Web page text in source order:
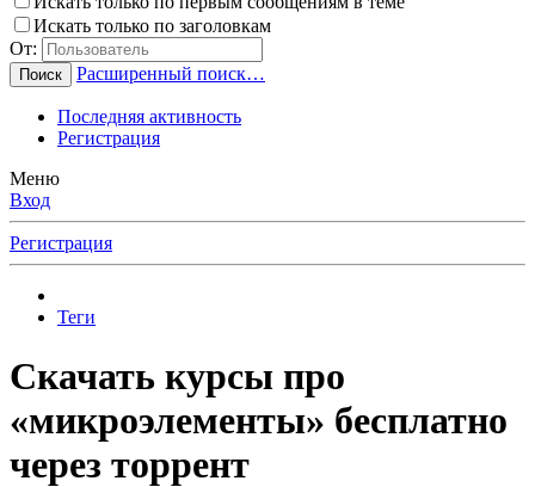
Искать только по заголовкам
От:
Поиск Расширенный поиск…
Последняя активность
Регистрация
Меню
Вход
Регистрация
Теги
Скачать курсы про
«микроэлементы» бесплатно
через торрент